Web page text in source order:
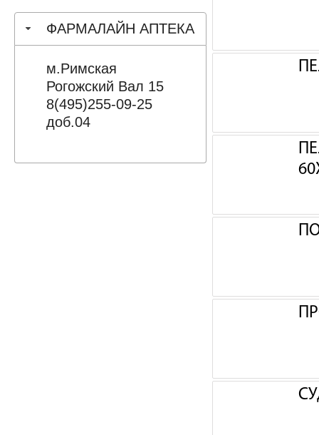
ФАРМАЛАЙН АПТЕКА
м.Римская
Рогожский Вал 15
8(495)255-09-25
доб.04